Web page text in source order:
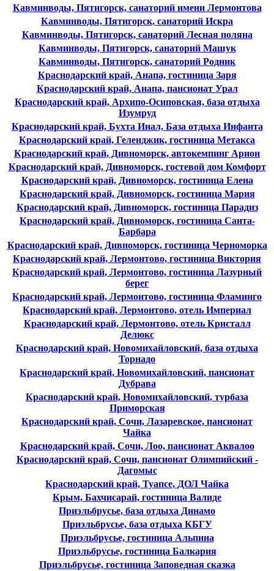
Кавминводы, Пятигорск, санаторий имени Лермонтова
Кавминводы, Пятигорск, санаторий Искра
Кавминводы, Пятигорск, санаторий Лесная поляна
Кавминводы, Пятигорск, санаторий Машук
Кавминводы, Пятигорск, санаторий Родник
Краснодарский край, Анапа, гостиница Заря
Краснодарский край, Анапа, пансионат Урал
Краснодарский край, Архипо-Осиповская, база отдыха
Изумруд
Краснодарский край, Бухта Инал, База отдыха Инфанта
Краснодарский край, Геленджик, гостиница Метакса
Краснодарский край, Дивноморск, автокемпинг Арион
Краснодарский край, Дивноморск, гостевой дом Комфорт
Краснодарский край, Дивноморск, гостиница Елена
Краснодарский край, Дивноморск, гостиница Мария
Краснодарский край, Дивноморск, гостиница Парадиз
Краснодарский край, Дивноморск, гостиница Санта-
Барбара
Краснодарский край, Дивноморск, гостиница Черноморка
Краснодарский край, Лермонтово, гостиница Виктория
Краснодарский край, Лермонтово, гостиница Лазурный
берег
Краснодарский край, Лермонтово, гостиница Фламинго
Краснодарский край, Лермонтово, отель Империал
Краснодарский край, Лермонтово, отель Кристалл
Делюкс
Краснодарский край, Новомихайловский, база отдыха
Торнадо
Краснодарский край, Новомихайловский, пансионат
Дубрава
Краснодарский край, Новомихайловский, турбаза
Приморская
Краснодарский край, Сочи, Лазаревское, пансионат
Чайка
Краснодарский край, Сочи, Лоо, пансионат Аквалоо
Краснодарский край, Сочи, пансионат Олимпийский -
Дагомыс
Краснодарский край, Туапсе, ДОЛ Чайка
Крым, Бахчисарай, гостиница Валиде
Приэльбрусье, база отдыха Динамо
Приэльбрусье, база отдыха КБГУ
Приэльбрусье, гостиница Альпина
Приэльбрусье, гостиница Балкария
Приэльбрусье, гостиница Заповедная сказка